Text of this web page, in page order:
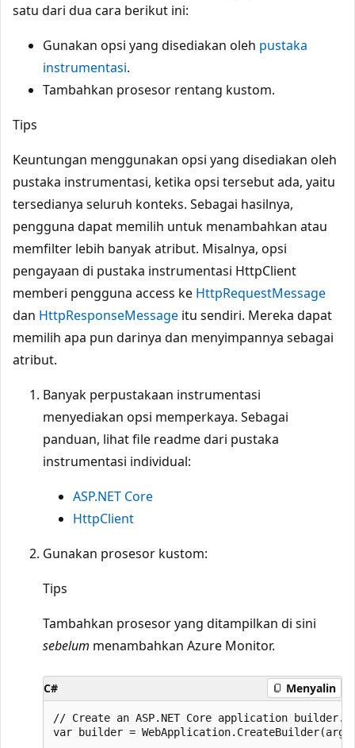
satu dari dua cara berikut ini:
Gunakan opsi yang disediakan oleh pustaka
instrumentasi.
Tambahkan prosesor rentang kustom.
Tips
Keuntungan menggunakan opsi yang disediakan oleh
pustaka instrumentasi, ketika opsi tersebut ada, yaitu
tersedianya seluruh konteks. Sebagai hasilnya,
pengguna dapat memilih untuk menambahkan atau
memfilter lebih banyak atribut. Misalnya, opsi
pengayaan di pustaka instrumentasi HttpClient
memberi pengguna access ke HttpRequestMessage
dan HttpResponseMessage itu sendiri. Mereka dapat
memilih apa pun darinya dan menyimpannya sebagai
atribut.
Banyak perpustakaan instrumentasi
menyediakan opsi memperkaya. Sebagai
panduan, lihat file readme dari pustaka
instrumentasi individual:
ASP.NET Core
HttpClient
Gunakan prosesor kustom:
Tips
Tambahkan prosesor yang ditampilkan di sini
sebelum menambahkan Azure Monitor.
C# Menyalin
// Create an ASP.NET Core application builder.
var builder =